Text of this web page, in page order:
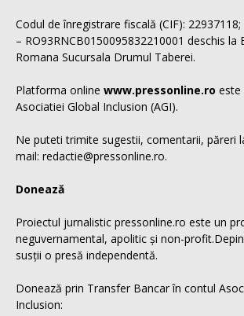
Codul de înregistrare fiscală (CIF):
– RO93RNCB0150095832210001 deschis la
Romana Sucursala Drumul Taberei.
Platforma online www.pressonline.ro este
Asociatiei Global Inclusion (AGI).
Ne puteti trimite sugestii, comentarii, păreri
mail: redactie@pressonline.ro.
Donează
Proiectul jurnalistic pressonline.ro este un
neguvernamental, apolitic și non-
susții o presă independentă.
Donează prin Transfer Bancar în contul
Inclusion: